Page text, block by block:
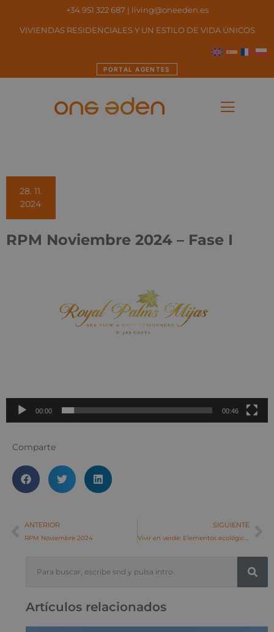
+34 951 322 687 | living@oneeden.es
VIVIENDAS RESIDENCIALES Y UN ESTILO DE VIDA ÚNICOS
PORTAL AGENTES
28. 11.
2024
RPM Noviembre 2024 – Fase I
00:00 00:46
Comparte
ANTERIOR
RPM Noviembre 2024
SIGUIENTE
Artículos relacionados